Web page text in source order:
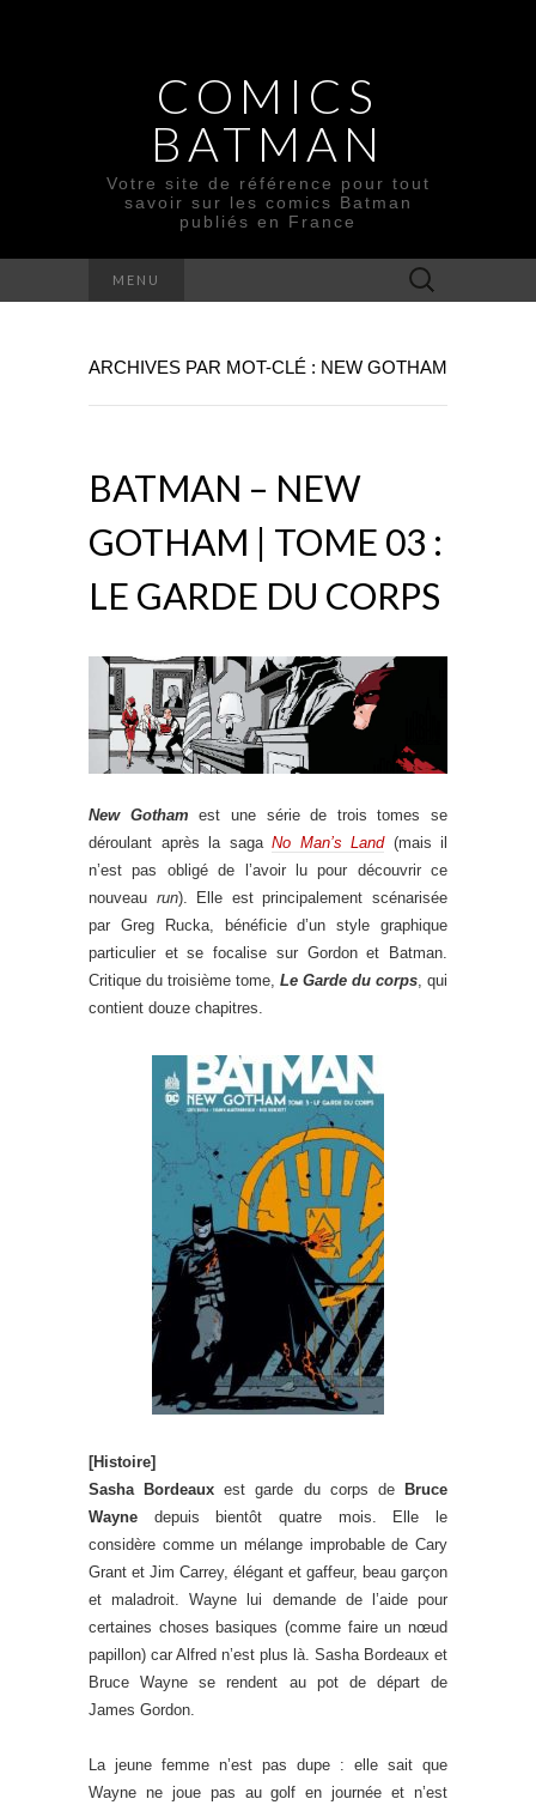
COMICS
BATMAN
Votre site de référence pour tout
savoir sur les comics Batman
publiés en France
MENU Rechercher :
ARCHIVES PAR MOT-CLÉ : NEW GOTHAM
BATMAN – NEW
GOTHAM | TOME 03 :
LE GARDE DU CORPS
New Gotham est une série de trois tomes se
déroulant après la saga No Man’s Land(mais il
n’est pas obligé de l’avoir lu pour découvrir ce
nouveau run). Elle est principalement scénarisée
par Greg Rucka, bénéficie d’un style graphique
particulier et se focalise sur Gordon et Batman.
Critique du troisième tome, Le Garde du corps, qui
contient douze chapitres.
[Histoire]
Sasha Bordeaux est garde du corps de
Bruce
Wayne depuis bientôt quatre mois. Elle le
considère comme un mélange improbable de Cary
Grant et Jim Carrey, élégant et gaffeur, beau garçon
et maladroit. Wayne lui demande de l’aide pour
certaines choses basiques (comme faire un nœud
papillon) car Alfred n’est plus là. Sasha Bordeaux et
Bruce Wayne se rendent au pot de départ de
James Gordon.
La jeune femme n’est pas dupe : elle sait que
Wayne ne joue pas au golf en journée et n’est